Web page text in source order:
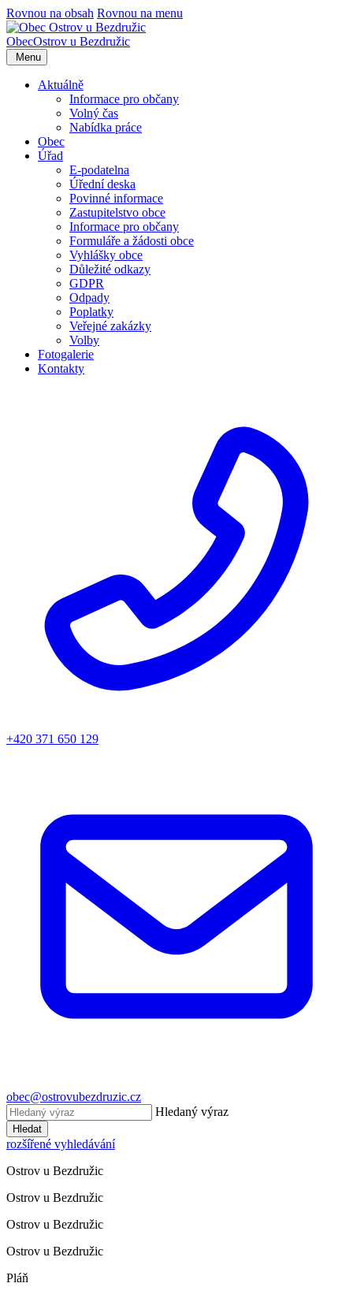
Rovnou na obsah Rovnou na menu
ObecOstrov u Bezdružic
Menu
Aktuálně
Informace pro občany
Volný čas
Nabídka práce
Obec
Úřad
E-podatelna
Úřední deska
Povinné informace
Zastupitelstvo obce
Informace pro občany
Formuláře a žádosti obce
Vyhlášky obce
Důležité odkazy
GDPR
Odpady
Poplatky
Veřejné zakázky
Volby
Fotogalerie
Kontakty
+420 371 650 129
obec@ostrovubezdruzic.cz
Hledaný výraz
Hledat
rozšířené vyhledávání
Ostrov u Bezdružic
Ostrov u Bezdružic
Ostrov u Bezdružic
Ostrov u Bezdružic
Pláň